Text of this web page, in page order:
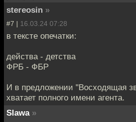
stereosin »
#7 | 16.03.24 07:28
в тексте опечатки:
действа - детства
ФРБ - ФБР
И в предложении "Восходящая
хватает полного имени агента.
Slawa »